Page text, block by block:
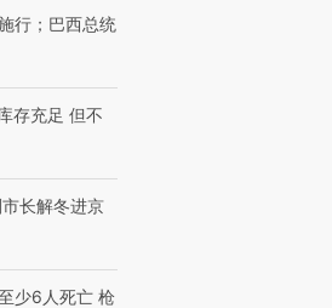
飞地休达
100种
·第三对
CFO：不靠规模取胜，华
住三大增长引擎是什么？
行；巴西总统
存充足 但不
长解冬进京
少6人死亡 枪